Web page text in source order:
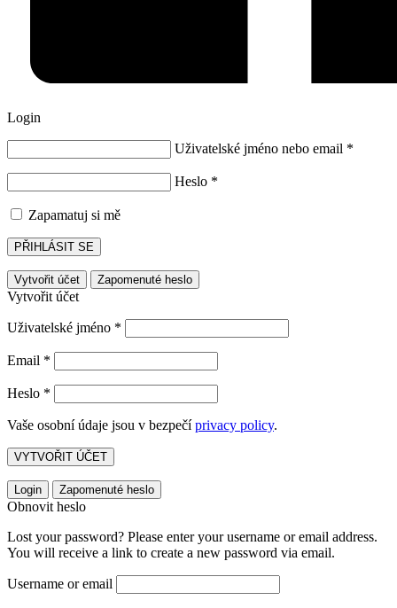
Login
Uživatelské jméno nebo email *
Heslo *
Zapamatuj si mě
PŘIHLÁSIT SE
Vytvořit účet Zapomenuté heslo
Vytvořit účet
Uživatelské jméno *
Email *
Heslo *
Vaše osobní údaje jsou v bezpečíprivacy policy.
VYTVOŘIT ÚČET
Login Zapomenuté heslo
Obnovit heslo
Lost your password? Please enter your username or email address.
You will receive a link to create a new password via email.
Username or email